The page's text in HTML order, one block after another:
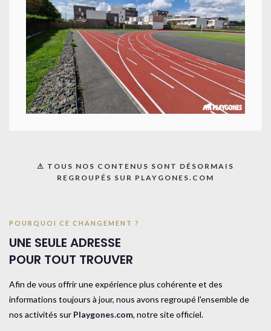
⚠ TOUS NOS CONTENUS SONT DÉSORMAIS
REGROUPÉS SUR PLAYGONES.COM
POURQUOI CE CHANGEMENT ?
UNE SEULE ADRESSE
POUR TOUT TROUVER
Afin de vous offrir une expérience plus cohérente et des
informations toujours à jour, nous avons regroupé l'ensemble de
nos activités sur Playgones.com, notre site officiel.
Poteaux de volleyball
entraînement – Acier –
Mobile – Ø90mm
Poteaux de volleyball
entraînement – Aluminium
– À sceller – Ø90mm
Poteaux de volleyball
entraînement – Central –
Ø90mm – Tension
manuelle